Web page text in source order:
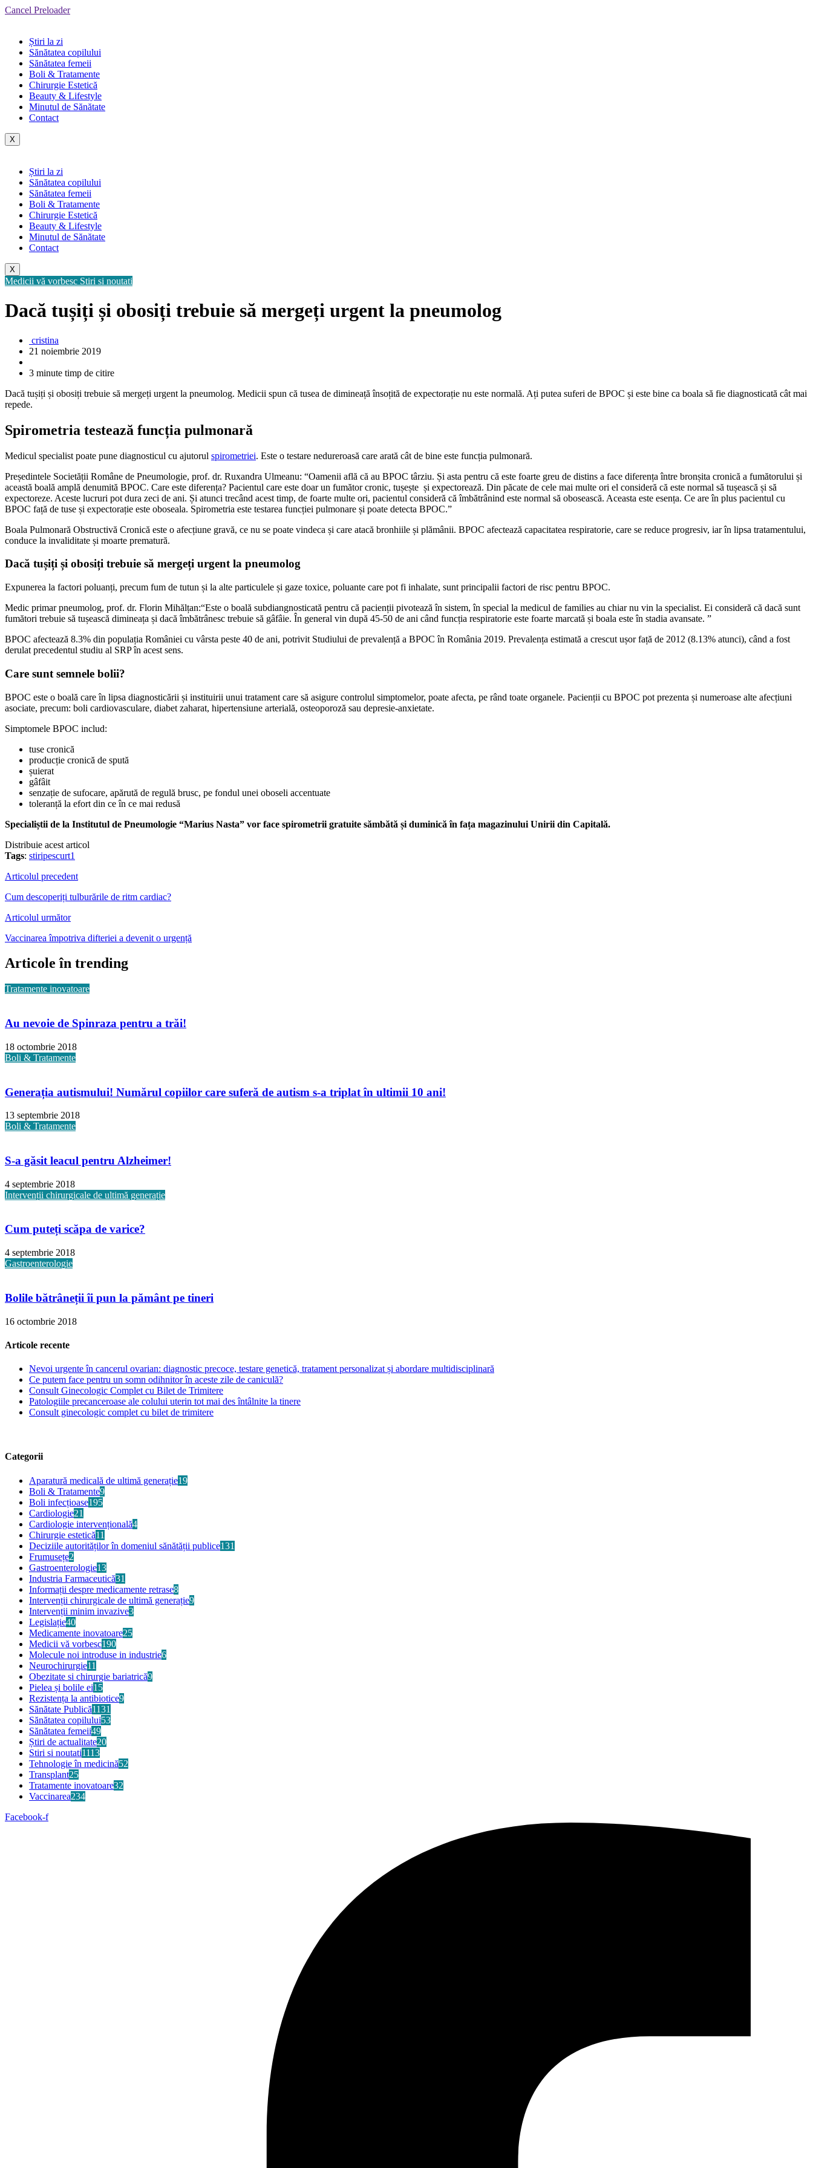
Cancel Preloader
Știri la zi
Sănătatea copilului
Sănătatea femeii
Boli & Tratamente
Chirurgie Estetică
Beauty & Lifestyle
Minutul de Sănătate
Contact
X
Știri la zi
Sănătatea copilului
Sănătatea femeii
Boli & Tratamente
Chirurgie Estetică
Beauty & Lifestyle
Minutul de Sănătate
Contact
X
Medicii vă vorbesc Stiri si noutati
Dacă tușiți și obosiți trebuie să mergeți urgent la pneumolog
cristina
21 noiembrie 2019
3 minute timp de citire
Dacă tușiți și obosiți trebuie să mergeți urgent la pneumolog. Medicii spun că tusea de dimineață însoțită de expectorație nu este normală. Ați putea suferi de BPOC și este bine ca boala să fie diagnosticată cât mai
repede.
Spirometria testează funcția pulmonară
Medicul specialist poate pune diagnosticul cu ajutorul spirometriei. Este o testare nedureroasă care arată cât de bine este funcția pulmonară.
Președintele Societății Române de Pneumologie, prof. dr. Ruxandra Ulmeanu: “Oamenii află că au BPOC târziu. Și asta pentru că este foarte greu de distins a face diferența între bronșita cronică a fumătorului și
această boală amplă denumită BPOC. Care este diferența? Pacientul care este doar un fumător cronic, tușește și expectorează. Din păcate de cele mai multe ori el consideră că este normal să tușească și să
expectoreze. Aceste lucruri pot dura zeci de ani. Și atunci trecând acest timp, de foarte multe ori, pacientul consideră că îmbătrânind este normal să obosească. Aceasta este esența. Ce are în plus pacientul cu
BPOC față de tuse și expectorație este oboseala. Spirometria este testarea funcției pulmonare și poate detecta BPOC.”
Boala Pulmonară Obstructivă Cronică este o afecțiune gravă, ce nu se poate vindeca și care atacă bronhiile și plămânii. BPOC afectează capacitatea respiratorie, care se reduce progresiv, iar în lipsa tratamentului,
conduce la invaliditate și moarte prematură.
Dacă tușiți și obosiți trebuie să mergeți urgent la pneumolog
Expunerea la factori poluanți, precum fum de tutun și la alte particulele și gaze toxice, poluante care pot fi inhalate, sunt principalii factori de risc pentru BPOC.
Medic primar pneumolog, prof. dr. Florin Mihălțan:“Este o boală subdiangnosticată pentru că pacienții pivotează în sistem, în special la medicul de families au chiar nu vin la specialist. Ei consideră că dacă sunt
fumători trebuie să tușească dimineața și dacă îmbătrânesc trebuie să gâfâie. În general vin după 45-50 de ani când funcția respiratorie este foarte marcată și boala este în stadia avansate. ”
BPOC afectează 8.3% din populația României cu vârsta peste 40 de ani, potrivit Studiului de prevalență a BPOC în România 2019. Prevalența estimată a crescut ușor față de 2012 (8.13% atunci), când a fost
derulat precedentul studiu al SRP în acest sens.
Care sunt semnele bolii?
BPOC este o boală care în lipsa diagnosticării și instituirii unui tratament care să asigure controlul simptomelor, poate afecta, pe rând toate organele. Pacienții cu BPOC pot prezenta și numeroase alte afecțiuni
asociate, precum: boli cardiovasculare, diabet zaharat, hipertensiune arterială, osteoporoză sau depresie-anxietate.
Simptomele BPOC includ:
tuse cronică
producție cronică de spută
șuierat
gâfâit
senzație de sufocare, apărută de regulă brusc, pe fondul unei oboseli accentuate
toleranță la efort din ce în ce mai redusă
Specialiștii de la Institutul de Pneumologie “Marius Nasta” vor face spirometrii gratuite sămbătă și duminică în fața magazinului Unirii din Capitală.
Distribuie acest articol
Tags: stiripescurt1
Articolul precedent
Cum descoperiți tulburările de ritm cardiac?
Articolul următor
Vaccinarea împotriva difteriei a devenit o urgență
Articole în trending
Tratamente inovatoare
Au nevoie de Spinraza pentru a trăi!
18 octombrie 2018
Boli & Tratamente
Generația autismului! Numărul copiilor care suferă de autism s-a triplat în ultimii 10 ani!
13 septembrie 2018
Boli & Tratamente
S-a găsit leacul pentru Alzheimer!
4 septembrie 2018
Intervenții chirurgicale de ultimă generație
Cum puteți scăpa de varice?
4 septembrie 2018
Gastroenterologie
Bolile bătrâneții îi pun la pământ pe tineri
16 octombrie 2018
Articole recente
Nevoi urgente în cancerul ovarian: diagnostic precoce, testare genetică, tratament personalizat și abordare multidisciplinară
Ce putem face pentru un somn odihnitor în aceste zile de caniculă?
Consult Ginecologic Complet cu Bilet de Trimitere
Patologiile precanceroase ale colului uterin tot mai des întâlnite la tinere
Consult ginecologic complet cu bilet de trimitere
Categorii
Aparatură medicală de ultimă generație19
Boli & Tratamente9
Boli infecțioase195
Cardiologie21
Cardiologie intervențională4
Chirurgie estetică11
Deciziile autorităților în domeniul sănătății publice131
Frumusețe2
Gastroenterologie13
Industria Farmaceutică31
Informații despre medicamente retrase8
Intervenții chirurgicale de ultimă generație9
Intervenții minim invazive3
Legislație40
Medicamente inovatoare25
Medicii vă vorbesc190
Molecule noi introduse in industrie6
Neurochirurgie11
Obezitate si chirurgie bariatrică9
Pielea și bolile ei15
Rezistența la antibiotice9
Sănătate Publică1131
Sănătatea copilului53
Sănătatea femeii49
Știri de actualitate20
Stiri si noutati1113
Tehnologie în medicină52
Transplant25
Tratamente inovatoare32
Vaccinarea234
Facebook-f